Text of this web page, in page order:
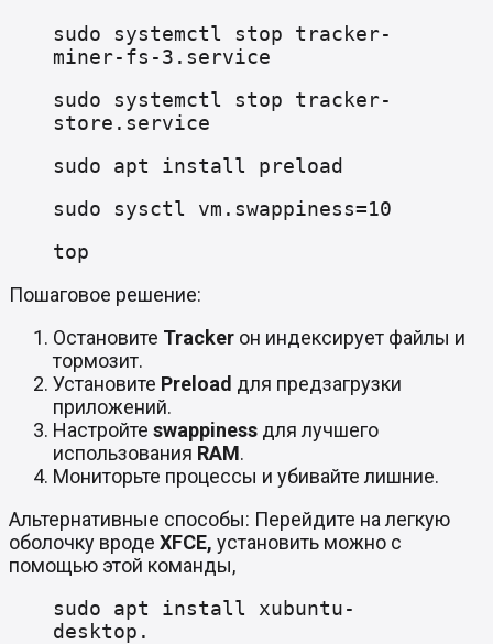
sudo systemctl stop tracker-
miner-fs-3.service
sudo systemctl stop tracker-
store.service
sudo apt install preload
sudo sysctl vm.swappiness=10
top
Пошаговое решение:
Остановите Tracker он индексирует файлы и
тормозит.
Установите Preload для предзагрузки
приложений.
Настройте swappiness для лучшего
использования RAM.
Мониторьте процессы и убивайте лишние.
Альтернативные способы: Перейдите на легкую
оболочку вроде XFCE, установить можно с
помощью этой команды,
sudo apt install xubuntu-
desktop.